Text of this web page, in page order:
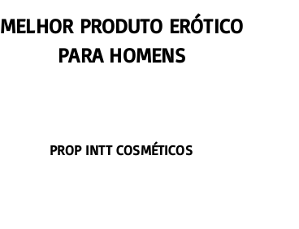
MELHOR PRODUTO ERÓTICO
PARA HOMENS
PROP INTT COSMÉTICOS